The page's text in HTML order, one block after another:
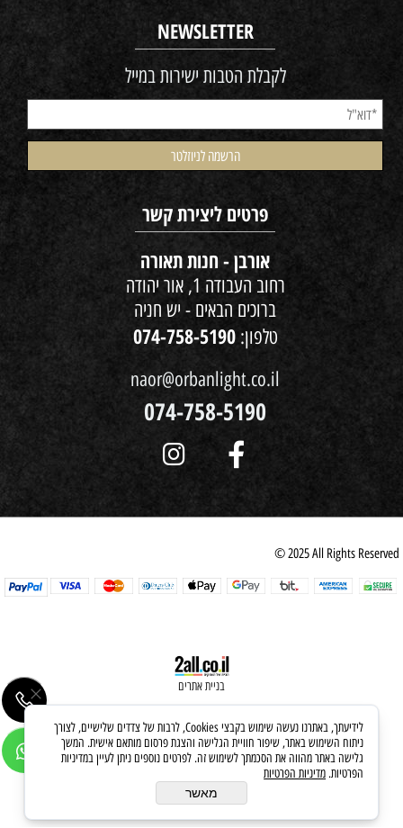
NEWSLETTER
לקבלת הטבות ישירות במייל
פרטים ליצירת קשר
אורבן - חנות תאורה
רחוב העבודה 1, אור יהודה
ברוכים הבאים - יש חניה
טלפון: 074-758-5190
naor@orbanlight.co.il
074-758-5190
© 2025 All Rights Reserved
בניית אתרים
לידיעתך, באתרנו נעשה שימוש בקבצי Cookies, לרבות של צדדים שלישיים, לצורך
ניתוח השימוש באתר, שיפור חוויית הגלישה והצגת פרסום מותאם אישית. המשך
גלישה באתר מהווה את הסכמתך לשימוש זה. לפרטים נוספים ניתן לעיין במדיניות
הפרטיות. מדיניות הפרטיות
מאשר